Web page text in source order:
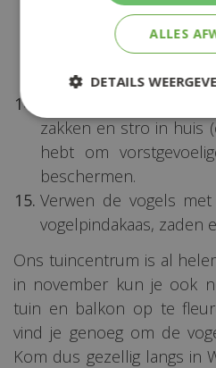
beschadigt groter.
tuinklus? Hoveniers
veel meer tijd in het
wanneer iedereen
Zorg ervoor dat je
zakken en stro in huis
hebt om
beschermen.
Verwen de vogels
vogelpindakaas, zaden
Ons tuincentrum is al
in november kun je ook
tuin en balkon op te
vind je genoeg om de
Kom dus gezellig langs in
ALLES
DETAILS